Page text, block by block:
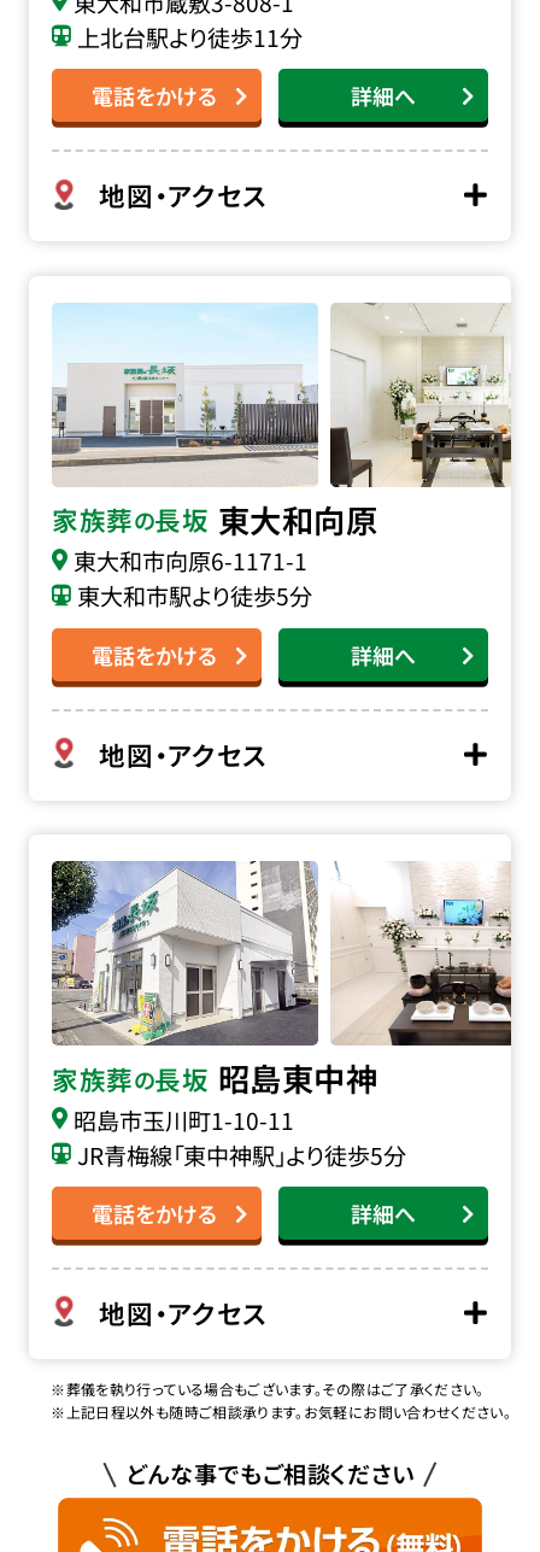
上北台駅より徒歩11分
電話をかける 詳細へ
地図・アクセス
家族葬の長坂 東大和向原
東大和市向原6-1171-1
東大和市駅より徒歩5分
電話をかける 詳細へ
地図・アクセス
家族葬の長坂 昭島東中神
昭島市玉川町1-10-11
JR青梅線「東中神駅」より徒歩5分
電話をかける 詳細へ
地図・アクセス
※葬儀を執り行っている場合もございます。その際はご了承ください。
※上記日程以外も随時ご相談承ります。お気軽にお問い合わせください。
どんな事でもご相談ください